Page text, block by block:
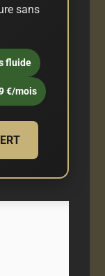
sans
fluide
€/mois